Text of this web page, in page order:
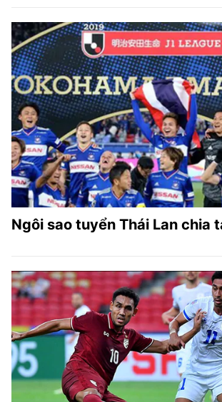
Ngôi sao tuyển Thái Lan chia